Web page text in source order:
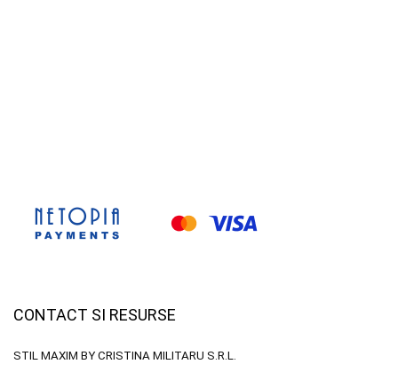
CONTACT SI RESURSE
STIL MAXIM BY CRISTINA MILITARU S.R.L.